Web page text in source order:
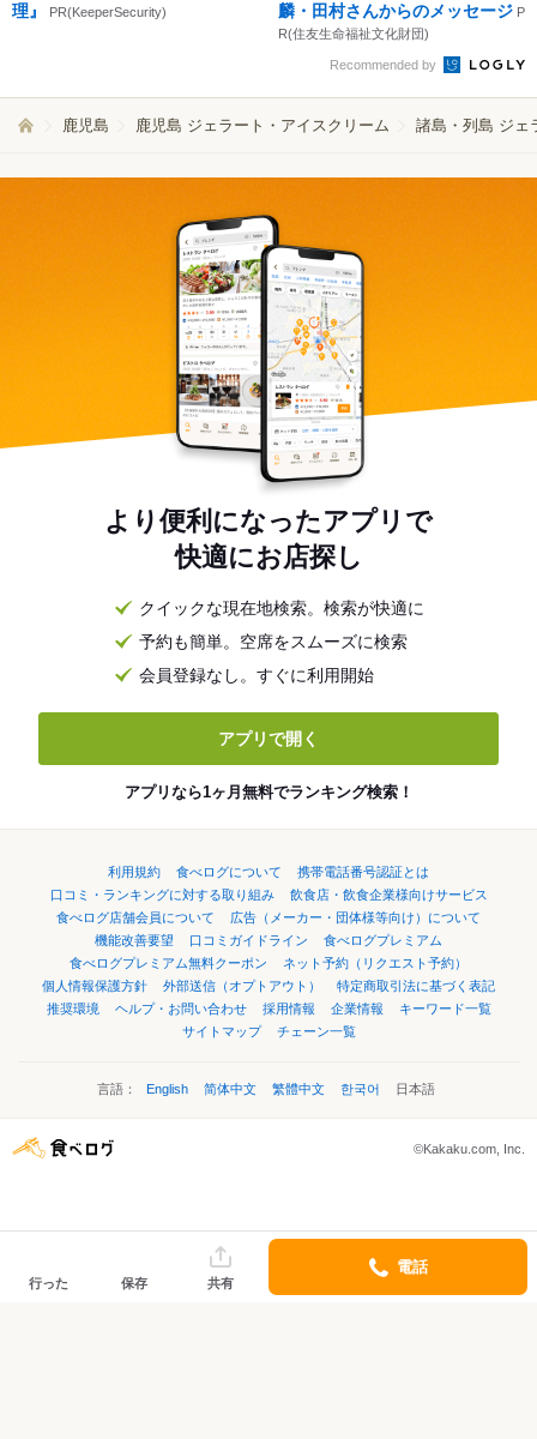
理』
PR(KeeperSecurity)
麟・田村さんからのメッセージ P
R(住友生命福祉文化財団)
Recommended by
鹿児島 鹿児島 ジェラート・アイスクリーム 諸島・列島 ジェ
より便利になったアプリで
快適にお店探し
クイックな現在地検索。検索が快適に
予約も簡単。空席をスムーズに検索
会員登録なし。すぐに利用開始
アプリで開く
アプリなら1ヶ月無料でランキング検索！
利用規約 食べログについて
携帯電話番号認証とは
口コミ・ランキングに対する取り組み
飲食店・飲食企業様向けサービス
食べログ店舗会員について
広告（メーカー・団体様等向け）について
機能改善要望
口コミガイドライン
食べログプレミアム
食べログプレミアム無料クーポン
ネット予約（リクエスト予約）
個人情報保護方針
外部送信（オプトアウト）
特定商取引法に基づく表記
推奨環境
ヘルプ・お問い合わせ 採用情報 企業情報
キーワード一覧
サイトマップ
チェーン一覧
言語： English 简体中文 繁體中文 한국어 日本語
©Kakaku.com, Inc.
行った 保存 共有
電話